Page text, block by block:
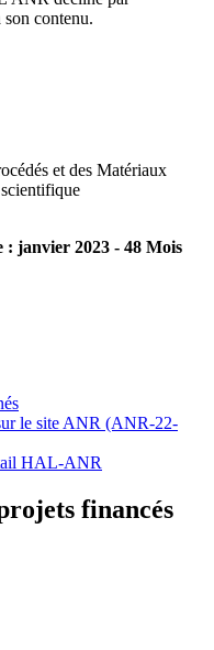
son contenu.
et des Matériaux
janvier 2023 - 48 Mois
le site ANR (ANR-22-
HAL-ANR
financés